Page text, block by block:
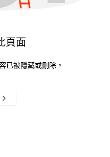
頁面
已被隱藏或刪除。